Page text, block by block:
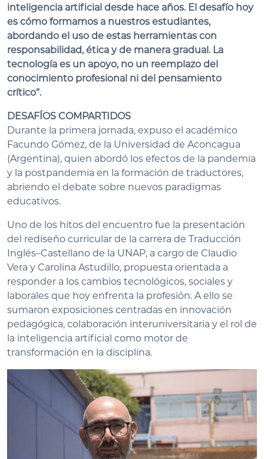
inteligencia artificial desde hace años. El desafío hoy
es cómo formamos a nuestros estudiantes,
abordando el uso de estas herramientas con
responsabilidad, ética y de manera gradual. La
tecnología es un apoyo, no un reemplazo del
conocimiento profesional ni del pensamiento
crítico”.
DESAFÍOS COMPARTIDOS
Durante la primera jornada, expuso el académico
Facundo Gómez, de la Universidad de Aconcagua
(Argentina), quien abordó los efectos de la pandemia
y la postpandemia en la formación de traductores,
abriendo el debate sobre nuevos paradigmas
educativos.
Uno de los hitos del encuentro fue la presentación
del rediseño curricular de la carrera de Traducción
Inglés–Castellano de la UNAP, a cargo de Claudio
Vera y Carolina Astudillo, propuesta orientada a
responder a los cambios tecnológicos, sociales y
laborales que hoy enfrenta la profesión. A ello se
sumaron exposiciones centradas en innovación
pedagógica, colaboración interuniversitaria y el rol de
la inteligencia artificial como motor de
transformación en la disciplina.